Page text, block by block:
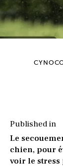
Published in
Le
chien, pour
voir le